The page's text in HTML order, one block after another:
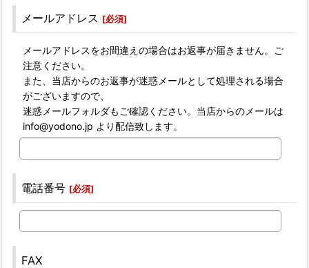
メールアドレス [必須]
メールアドレスをお間違えの場合はお返事が届きません。ご
注意ください。
また、当店からのお返事が迷惑メールとして処理される場合
がございますので、
迷惑メールフォルダもご確認ください。当店からのメールは
info@yodono.jp より配信致します。
電話番号 [必須]
FAX